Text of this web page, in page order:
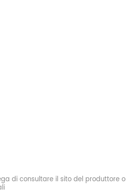
di consultare il sito del produttore